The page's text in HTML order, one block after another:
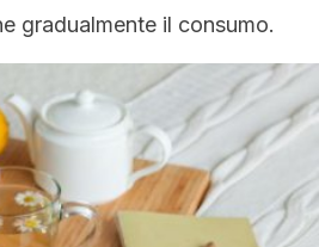
gradualmente il consumo.